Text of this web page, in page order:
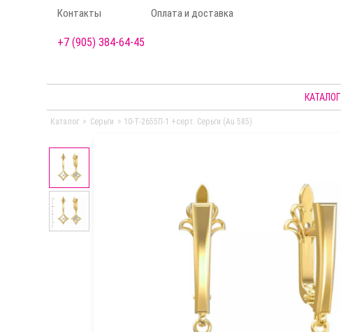
Контакты Оплата и доставка
+7 (905) 384-64-45
КАТАЛОГ
Каталог > Серьги > 10-Т-2655П-1 +серт. Серьги (Au 585)